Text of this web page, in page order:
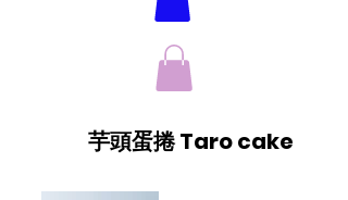
​芋頭蛋捲 Taro cake